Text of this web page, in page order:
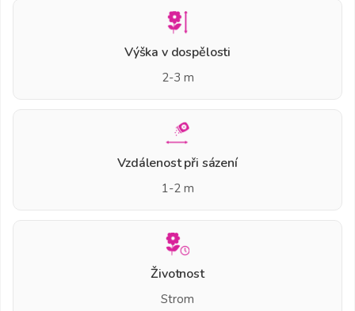
Výška v dospělosti
2-3 m
Vzdálenost při sázení
1-2 m
Životnost
Strom